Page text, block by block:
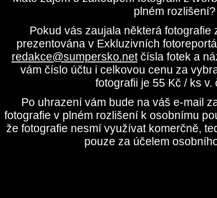
plném rozlišení?
Pokud vás zaujala některá fotografie
prezentována v Exkluzivních
redakce@sumpersko.netčísla fotek a
vám číslo účtu i celkovou cenu za
fotografii je 55 Kč / ks v.
Po uhrazení vám bude na váš e-mail
fotografie v plném rozlišení k osobnímu
že fotografie nesmí využívat komerčně,
pouze za účelem